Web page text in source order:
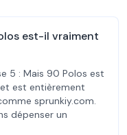
est-il vraiment
5 : Mais 90 Polos est
est entièrement
sprunkiy.com.
dépenser un